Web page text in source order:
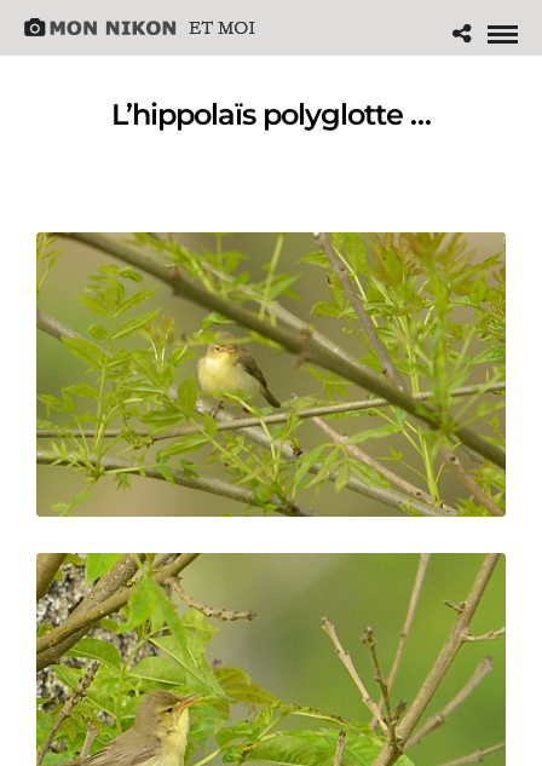
L’hippolaïs polyglotte …